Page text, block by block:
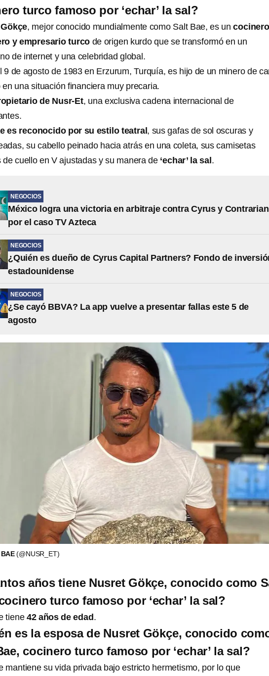
turco famoso por ‘echar’ la sal?
, mejor conocido mundialmente como Salt Bae, es un
y empresario turco de origen kurdo que se transformó en un
de internet y una celebridad global.
9 de agosto de 1983 en Erzurum, Turquía, es hijo de un minero de
en una situación financiera muy precaria.
de Nusr-Et, una exclusiva cadena internacional de
es reconocido por su estilo teatral , sus gafas de sol oscuras y
su cabello peinado hacia atrás en una coleta, sus camisetas
de cuello en V ajustadas y su manera de ‘echar’ la sal .
NEGOCIOS
México logra una victoria en arbitraje contra Cyrus y Contrarian
por el caso TV Azteca
NEGOCIOS
¿Quién es dueño de Cyrus Capital Partners? Fondo de
estadounidense
NEGOCIOS
¿Se cayó BBVA? La app vuelve a presentar fallas este 5 de
agosto
BAE(@NUSR_ET)
años tiene Nusret Gökçe, conocido como
turco famoso por ‘echar’ la sal?
tiene 42 años de edad.
es la esposa de Nusret Gökçe, conocido
cocinero turco famoso por ‘echar’ la sal?
mantiene su vida privada bajo estricto hermetismo, por lo que